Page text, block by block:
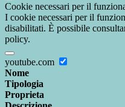
Cookie necessari per il
I cookie necessari per il
disabilitati. È possibile
policy.
youtube.com
Nome
Tipologia
Proprieta